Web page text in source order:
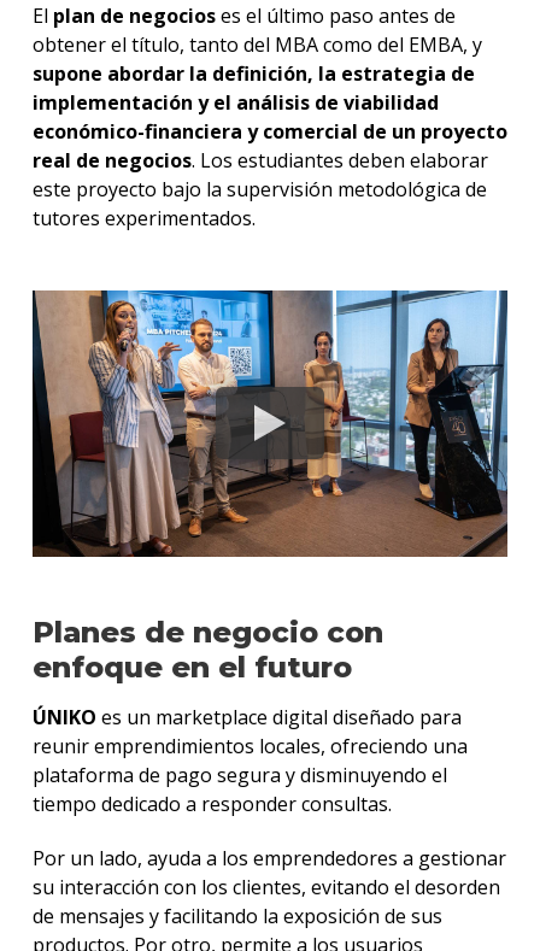
El plan de negocioses el último paso antes de
obtener el título, tanto del MBA como del EMBA, y
supone abordar la definición, la estrategia de
implementación y el análisis de viabilidad
económico-financiera y comercial de un proyecto
real de negocios. Los estudiantes deben elaborar
este proyecto bajo la supervisión metodológica de
tutores experimentados.
Planes de negocio con
enfoque en el futuro
ÚNIKO es un marketplace digital diseñado para
reunir emprendimientos locales, ofreciendo una
plataforma de pago segura y disminuyendo el
tiempo dedicado a responder consultas.
Por un lado, ayuda a los emprendedores a gestionar
su interacción con los clientes, evitando el desorden
de mensajes y facilitando la exposición de sus
productos. Por otro, permite a los usuarios